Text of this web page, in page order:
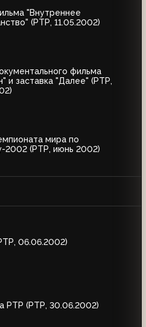
"Внутреннее
(РТР, 11.05.2002)
фильма
и заставка "Далее" (РТР,
мира по
2002 (РТР, июнь 2002)
06.06.2002)
РТР (РТР, 30.06.2002)